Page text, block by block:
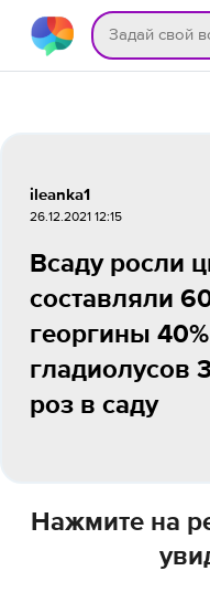
ileanka1
26.12.2021 12:15
Всаду росли
составляли
георгины
гладиолусов
роз в саду
Нажмите на